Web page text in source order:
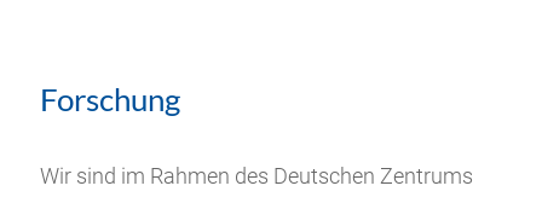
Forschung
Wir sind im Rahmen des Deutschen Zentrums